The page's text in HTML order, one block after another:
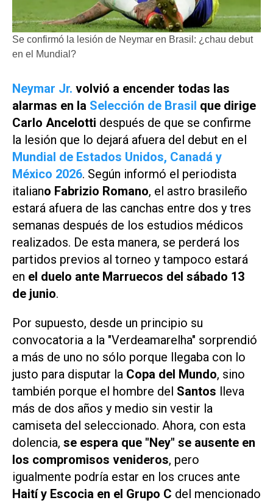
Se confirmó la lesión de Neymar en Brasil: ¿chau debut
en el Mundial?
Neymar Jr. volvió a encender todas las
alarmas en la Selección de Brasil que dirige
Carlo Ancelotti después de que se confirme
la lesión que lo dejará afuera del debut en el
Mundial de Estados Unidos, Canadá y
México 2026. Según informó el periodista
italiano Fabrizio Romano, el astro brasileño
estará afuera de las canchas entre dos y tres
semanas después de los estudios médicos
realizados. De esta manera, se perderá los
partidos previos al torneo y tampoco estará
en el duelo ante Marruecos del sábado 13
de junio.
Por supuesto, desde un principio su
convocatoria a la "Verdeamarelha" sorprendió
a más de uno no sólo porque llegaba con lo
justo para disputar la Copa del Mundo, sino
también porque el hombre del Santos lleva
más de dos años y medio sin vestir la
camiseta del seleccionado. Ahora, con esta
dolencia, se espera que "Ney" se ausente en
los compromisos venideros, pero
igualmente podría estar en los cruces ante
Haití y Escocia en el Grupo C del mencionado